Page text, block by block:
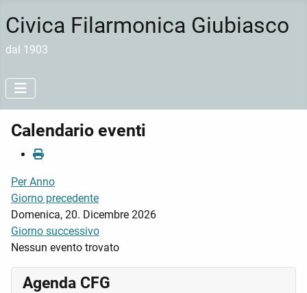
Civica Filarmonica Giubiasco
dal 1903
Calendario eventi
Per Anno
Giorno precedente
Domenica, 20. Dicembre 2026
Giorno successivo
Nessun evento trovato
Agenda CFG